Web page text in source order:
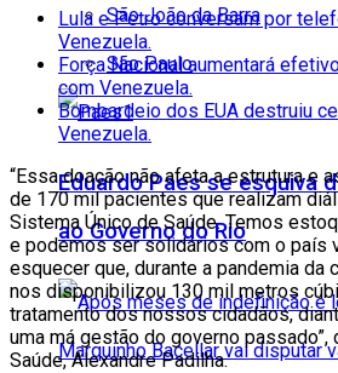
São João da Barra
São Paulo
Eduardo Paes se esquiva
ao Governo do Rio
Lula e Petro conversam por
Venezuela.
Força Nacional aumentará
com Venezuela.
Bombardeio dos EUA destruiu
Venezuela.
“Essa doação não afeta a estrutura e
de 170 mil pacientes que realizam
Sistema Único de Saúde. Temos
e podemos ser solidários com o país
esquecer que, durante a pandemia da
nos disponibilizou 130 mil metros
tratamento dos nossos cidadãos,
uma má gestão do governo
Saúde, Alexandre Padilha.